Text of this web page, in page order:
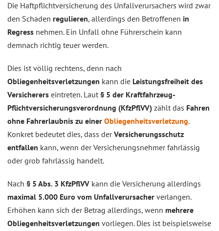
Die Haftpflichtversicherung des Unfallverursachers wird zwar
den Schaden regulieren, allerdings den Betroffenen in
Regress nehmen. Ein Unfall ohne Führerschein kann
demnach richtig teuer werden.
Dies ist völlig rechtens, denn nach
Obliegenheitsverletzungen kann die Leistungsfreiheit des
Versicherers eintreten. Laut § 5 der Kraftfahrzeug-
Pflichtversicherungsverordnung (KfzPflVV) zählt das Fahren
ohne Fahrerlaubnis zu einer Obliegenheitsverletzung.
Konkret bedeutet dies, dass derVersicherungsschutz
entfallen kann, wenn der Versicherungsnehmer fahrlässig
oder grob fahrlässig handelt.
Nach § 5 Abs. 3 KfzPflVV kann die Versicherung allerdings
maximal 5.000 Euro vom Unfallverursacher verlangen.
Erhöhen kann sich der Betrag allerdings, wenn mehrere
Obliegenheitsverletzungen vorliegen. Dies ist beispielsweise